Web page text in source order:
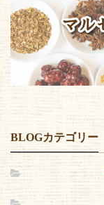
BLOGカテゴリー